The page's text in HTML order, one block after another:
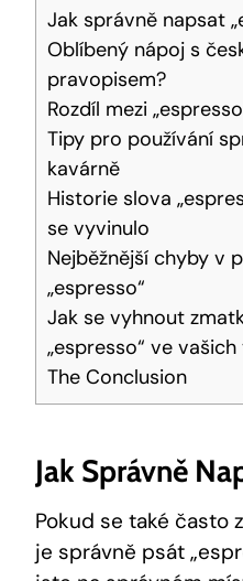
Jak správně napsat
Oblíbený nápoj s
pravopisem?
Rozdíl mezi
Tipy pro používání
kavárně
Historie slova
se vyvinulo
Nejběžnější chyby v
„espresso“
Jak se vyhnout
„espresso“ ve
The Conclusion
Jak Správně
Pokud se také často
je správně psát